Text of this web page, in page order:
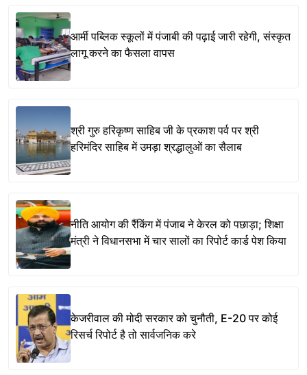
आर्मी पब्लिक स्कूलों में पंजाबी की पढ़ाई जारी रहेगी, संस्कृत
लागू करने का फैसला वापस
श्री गुरु हरिकृष्ण साहिब जी के प्रकाश पर्व पर श्री
हरिमंदिर साहिब में उमड़ा श्रद्धालुओं का सैलाब
नीति आयोग की रैंकिंग में पंजाब ने केरल को पछाड़ा; शिक्षा
मंत्री ने विधानसभा में चार सालों का रिपोर्ट कार्ड पेश किया
केजरीवाल की मोदी सरकार को चुनौती, E-20 पर कोई
रिसर्च रिपोर्ट है तो सार्वजनिक करे